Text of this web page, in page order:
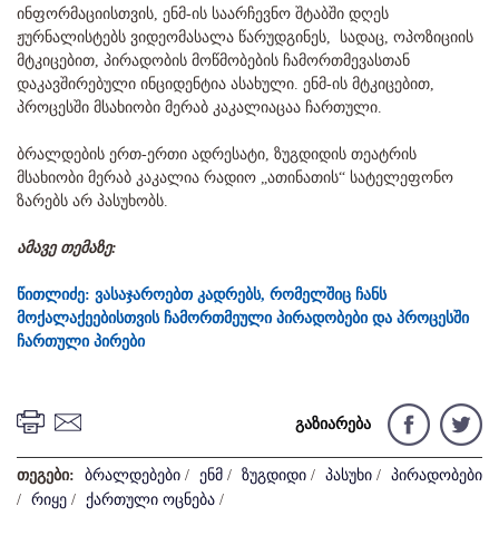
ინფორმაციისთვის, ენმ-ის საარჩევნო შტაბში დღეს
ჟურნალისტებს ვიდეომასალა წარუდგინეს, სადაც, ოპოზიციის
მტკიცებით, პირადობის მოწმობების ჩამორთმევასთან
დაკავშირებული ინციდენტია ასახული. ენმ-ის მტკიცებით,
პროცესში მსახიობი მერაბ კაკალიაცაა ჩართული.
ბრალდების ერთ-ერთი ადრესატი, ზუგდიდის თეატრის
მსახიობი მერაბ კაკალია რადიო „ათინათის“ სატელეფონო
ზარებს არ პასუხობს.
ამავე თემაზე:
წითლიძე: ვასაჯაროებთ კადრებს, რომელშიც ჩანს
მოქალაქეებისთვის ჩამორთმეული პირადობები და პროცესში
ჩართული პირები
გაზიარება
თეგები: ბრალდებები / ენმ / ზუგდიდი / პასუხი / პირადობები
/ რიყე / ქართული ოცნება /